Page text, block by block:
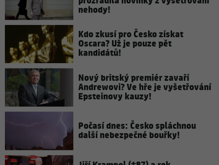
nehody!
Kdo zkusí pro Česko získat
Oscara? Už je pouze pět
kandidátů!
Nový britský premiér zavaří
Andrewovi? Ve hře je vyšetřování
Epsteinovy kauzy!
Počasí dnes: Česko spláchnou
další nebezpečné bouřky!